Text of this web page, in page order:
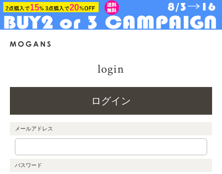
login
ログイン
メールアドレス
パスワード